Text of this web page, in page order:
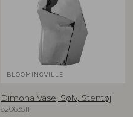
BLOOMINGVILLE
Dimona Vase, Sølv, Stentøj
82063511